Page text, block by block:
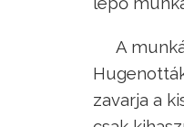
A
zavarja a